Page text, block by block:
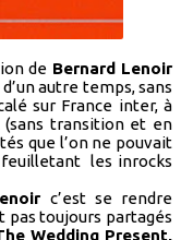
de Bernard Lenoir
autre temps, sans
sur France inter, à
transition et en
que l’on ne pouvait
feuilletant les inrocks
c’est se rendre
pas toujours partagés
Wedding Present,